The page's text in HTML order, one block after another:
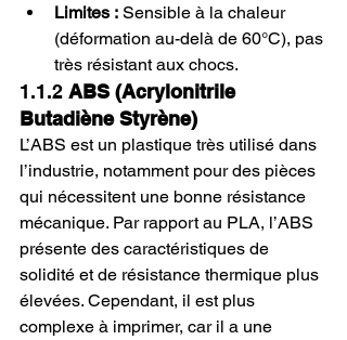
Limites : Sensible à la chaleur
(déformation au-delà de 60°C), pas
très résistant aux chocs.
1.1.2 ABS (Acrylonitrile
Butadiène Styrène)
L’ABS est un plastique très utilisé dans
l’industrie, notamment pour des pièces
qui nécessitent une bonne résistance
mécanique. Par rapport au PLA, l’ABS
présente des caractéristiques de
solidité et de résistance thermique plus
élevées. Cependant, il est plus
complexe à imprimer, car il a une